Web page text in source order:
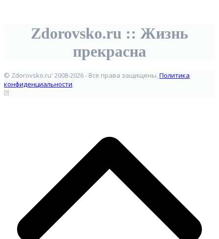
Zdorovsko.ru :: Жизнь
прекрасна
© Zdorovsko.ru' 2008-2026 - Все права защищены. Политика
конфиденциальности.